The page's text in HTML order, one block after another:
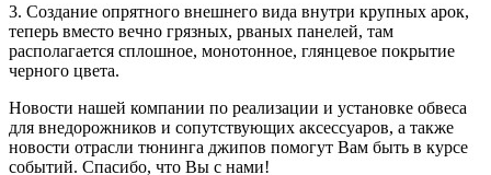
3. Создание опрятного внешнего вида внутри крупных арок,
теперь вместо вечно грязных, рваных панелей, там
располагается сплошное, монотонное, глянцевое покрытие
черного цвета.
Новости нашей компании по реализации и установке обвеса
для внедорожников и сопутствующих аксессуаров, а также
новости отрасли тюнинга джипов помогут Вам быть в курсе
событий. Спасибо, что Вы с нами!